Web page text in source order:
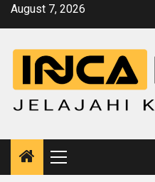
SkipAugust 7, 2026
Primary
Menu